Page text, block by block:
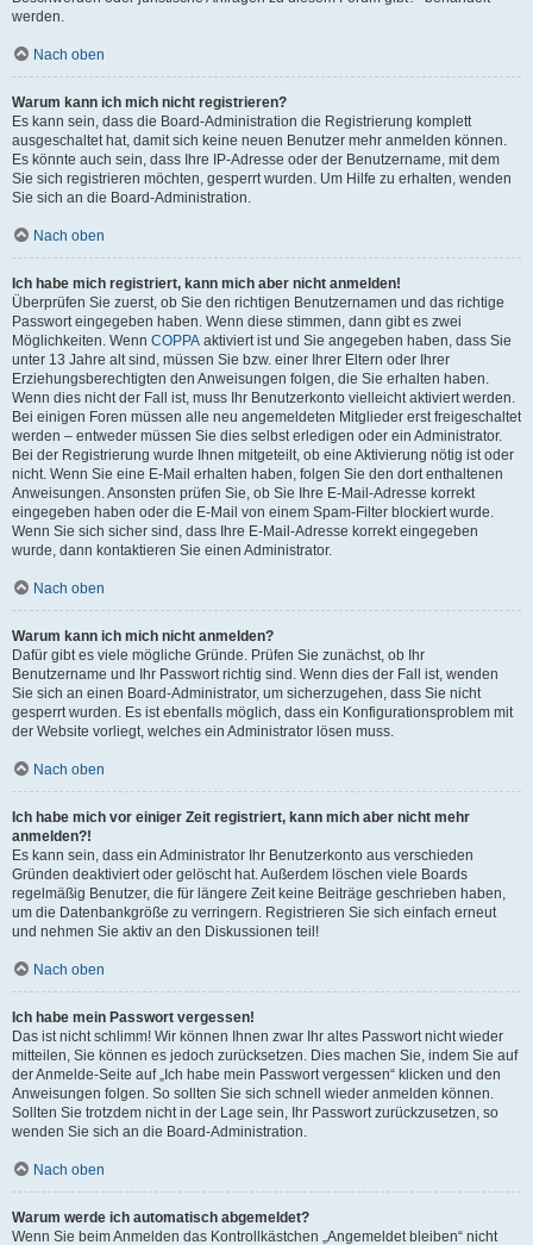
werden.
Nach oben
Warum kann ich mich nicht registrieren?
Es kann sein, dass die Board-Administration die Registrierung komplett
ausgeschaltet hat, damit sich keine neuen Benutzer mehr anmelden können.
Es könnte auch sein, dass Ihre IP-Adresse oder der Benutzername, mit dem
Sie sich registrieren möchten, gesperrt wurden. Um Hilfe zu erhalten, wenden
Sie sich an die Board-Administration.
Nach oben
Ich habe mich registriert, kann mich aber nicht anmelden!
Überprüfen Sie zuerst, ob Sie den richtigen Benutzernamen und das richtige
Passwort eingegeben haben. Wenn diese stimmen, dann gibt es zwei
Möglichkeiten. Wenn COPPA aktiviert ist und Sie angegeben haben, dass Sie
unter 13 Jahre alt sind, müssen Sie bzw. einer Ihrer Eltern oder Ihrer
Erziehungsberechtigten den Anweisungen folgen, die Sie erhalten haben.
Wenn dies nicht der Fall ist, muss Ihr Benutzerkonto vielleicht aktiviert werden.
Bei einigen Foren müssen alle neu angemeldeten Mitglieder erst freigeschaltet
werden – entweder müssen Sie dies selbst erledigen oder ein Administrator.
Bei der Registrierung wurde Ihnen mitgeteilt, ob eine Aktivierung nötig ist oder
nicht. Wenn Sie eine E-Mail erhalten haben, folgen Sie den dort enthaltenen
Anweisungen. Ansonsten prüfen Sie, ob Sie Ihre E-Mail-Adresse korrekt
eingegeben haben oder die E-Mail von einem Spam-Filter blockiert wurde.
Wenn Sie sich sicher sind, dass Ihre E-Mail-Adresse korrekt eingegeben
wurde, dann kontaktieren Sie einen Administrator.
Nach oben
Warum kann ich mich nicht anmelden?
Dafür gibt es viele mögliche Gründe. Prüfen Sie zunächst, ob Ihr
Benutzername und Ihr Passwort richtig sind. Wenn dies der Fall ist, wenden
Sie sich an einen Board-Administrator, um sicherzugehen, dass Sie nicht
gesperrt wurden. Es ist ebenfalls möglich, dass ein Konfigurationsproblem mit
der Website vorliegt, welches ein Administrator lösen muss.
Nach oben
Ich habe mich vor einiger Zeit registriert, kann mich aber nicht mehr
anmelden?!
Es kann sein, dass ein Administrator Ihr Benutzerkonto aus verschieden
Gründen deaktiviert oder gelöscht hat. Außerdem löschen viele Boards
regelmäßig Benutzer, die für längere Zeit keine Beiträge geschrieben haben,
um die Datenbankgröße zu verringern. Registrieren Sie sich einfach erneut
und nehmen Sie aktiv an den Diskussionen teil!
Nach oben
Ich habe mein Passwort vergessen!
Das ist nicht schlimm! Wir können Ihnen zwar Ihr altes Passwort nicht wieder
mitteilen, Sie können es jedoch zurücksetzen. Dies machen Sie, indem Sie auf
der Anmelde-Seite auf „Ich habe mein Passwort vergessen“ klicken und den
Anweisungen folgen. So sollten Sie sich schnell wieder anmelden können.
Sollten Sie trotzdem nicht in der Lage sein, Ihr Passwort zurückzusetzen, so
wenden Sie sich an die Board-Administration.
Nach oben
Warum werde ich automatisch abgemeldet?
Wenn Sie beim Anmelden das Kontrollkästchen „Angemeldet bleiben“ nicht